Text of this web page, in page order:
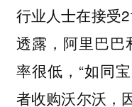
行业人士在接受
透露，阿里巴巴
率很低，“如同
者收购沃尔沃，